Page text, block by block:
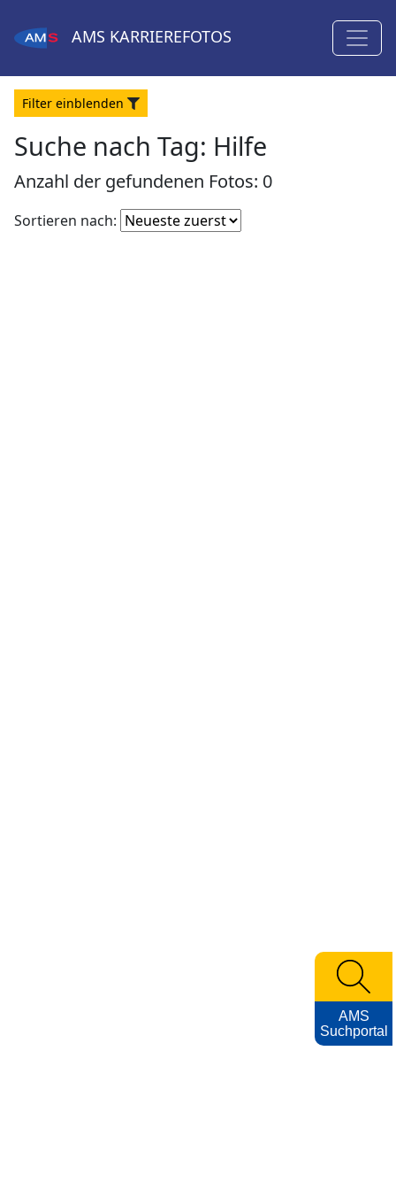
AMS KARRIEREFOTOS
Filter einblenden
Suche nach Tag: Hilfe
Anzahl der gefundenen Fotos: 0
Sortieren nach:
AMS
Suchportal